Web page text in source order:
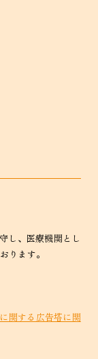
し、医療機関とし
ります。
関する広告塔に関